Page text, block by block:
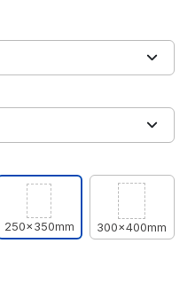
250x350mm 300x400mm